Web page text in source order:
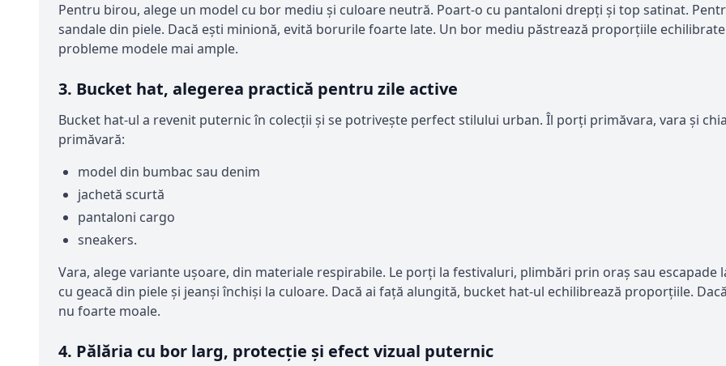
Pentru birou, alege un model cu bor mediu și culoare neutră. Poart-o cu pantaloni drepți și top satinat.
sandale din piele. Dacă ești minionă, evită borurile foarte late. Un bor mediu păstrează proporțiile
probleme modele mai ample.
3. Bucket hat, alegerea practică pentru zile active
Bucket hat-ul a revenit puternic în colecții și se potrivește perfect stilului urban. Îl porți primăvara, vara și
primăvară:
model din bumbac sau denim
jachetă scurtă
pantaloni cargo
sneakers.
Vara, alege variante ușoare, din materiale respirabile. Le porți la festivaluri, plimbări prin oraș sau escapade
cu geacă din piele și jeanși închiși la culoare. Dacă ai față alungită, bucket hat-ul echilibrează proporțiile.
nu foarte moale.
4. Pălăria cu bor larg, protecție și efect vizual puternic